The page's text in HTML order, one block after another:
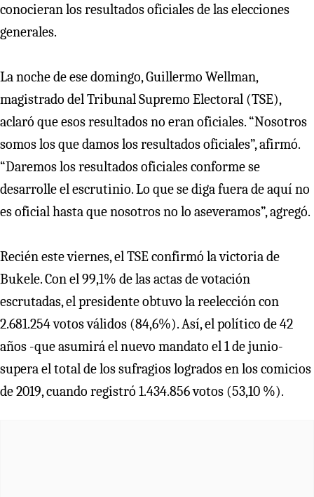
conocieran los resultados oficiales de las elecciones
generales.
La noche de ese domingo, Guillermo Wellman,
magistrado del Tribunal Supremo Electoral (TSE),
aclaró que esos resultados no eran oficiales. “Nosotros
somos los que damos los resultados oficiales”, afirmó.
“Daremos los resultados oficiales conforme se
desarrolle el escrutinio. Lo que se diga fuera de aquí no
es oficial hasta que nosotros no lo aseveramos”, agregó.
Recién este viernes, el TSE confirmó la victoria de
Bukele. Con el 99,1% de las actas de votación
escrutadas, el presidente obtuvo la reelección con
2.681.254 votos válidos (84,6%). Así, el político de 42
años -que asumirá el nuevo mandato el 1 de junio-
supera el total de los sufragios logrados en los comicios
de 2019, cuando registró 1.434.856 votos (53,10 %).